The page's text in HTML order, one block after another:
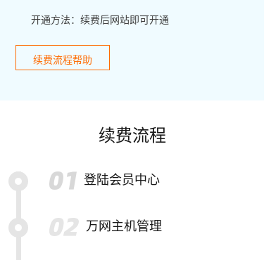
开通方法：续费后网站即可开通
续费流程帮助
续费流程
登陆会员中心
万网主机管理